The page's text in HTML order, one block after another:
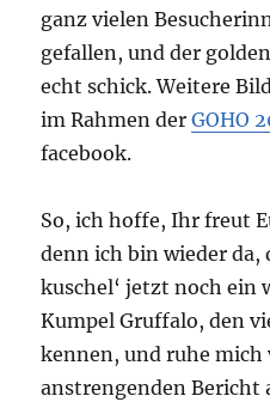
ganz vielen
gefallen, und der
echt schick. Weitere
im Rahmen derGOHO
facebook.
So, ich hoffe, Ihr freut
denn ich bin wieder da,
kuschel‘ jetzt noch ein
Kumpel Gruffalo, den
kennen, und ruhe mich
anstrengenden Bericht